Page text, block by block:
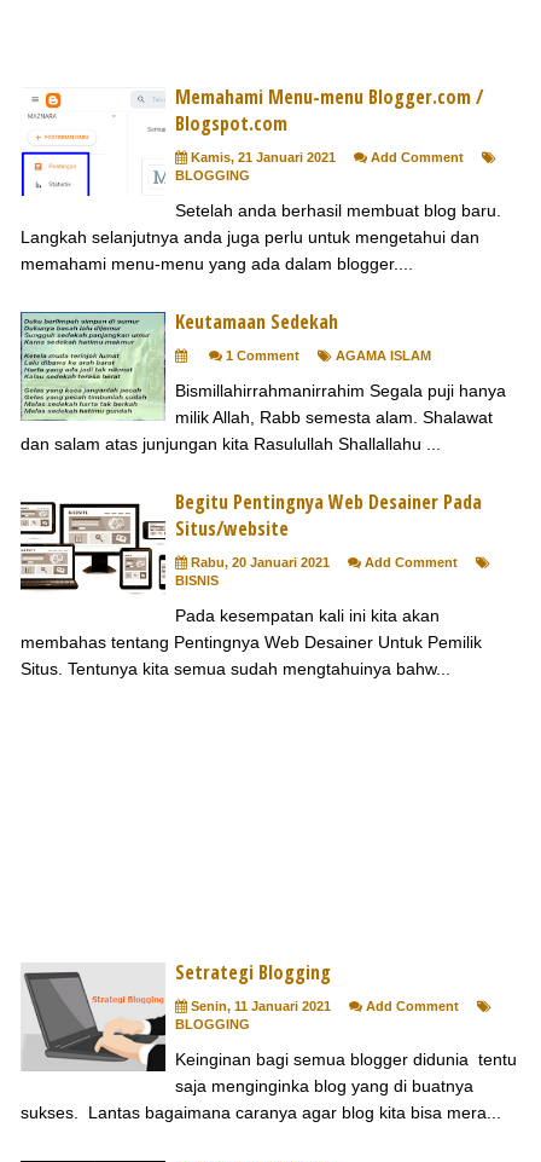
Memahami Menu-menu Blogger.com /
Blogspot.com
Kamis, 21 Januari 2021
Add Comment
BLOGGING
Setelah anda berhasil membuat blog baru.
Langkah selanjutnya anda juga perlu untuk mengetahui dan
memahami menu-menu yang ada dalam blogger....
Keutamaan Sedekah
1 Comment AGAMA ISLAM
Bismillahirrahmanirrahim Segala puji hanya
milik Allah, Rabb semesta alam. Shalawat
dan salam atas junjungan kita Rasulullah Shallallahu ...
Begitu Pentingnya Web Desainer Pada
Situs/website
Rabu, 20 Januari 2021
Add Comment
BISNIS
Pada kesempatan kali ini kita akan
membahas tentang Pentingnya Web Desainer Untuk Pemilik
Situs. Tentunya kita semua sudah mengtahuinya bahw...
Setrategi Blogging
Senin, 11 Januari 2021
Add Comment
BLOGGING
Keinginan bagi semua blogger didunia tentu
saja menginginka blog yang di buatnya
sukses. Lantas bagaimana caranya agar blog kita bisa mera...